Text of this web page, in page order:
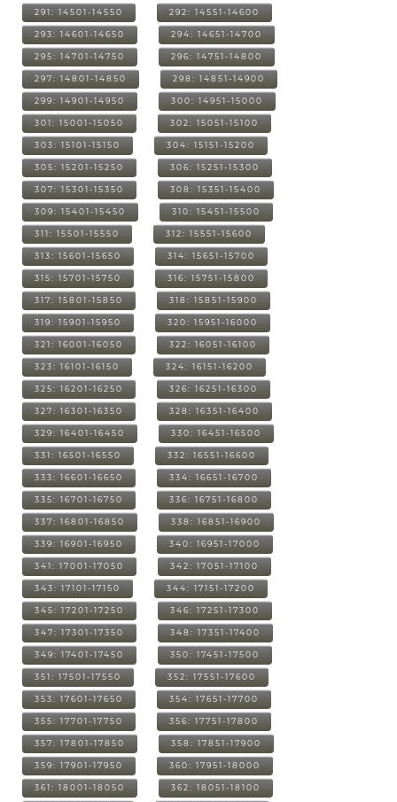
291: 14501-14550 292: 14551-14600
293: 14601-14650 294: 14651-14700
295: 14701-14750 296: 14751-14800
297: 14801-14850 298: 14851-14900
299: 14901-14950 300: 14951-15000
301: 15001-15050 302: 15051-15100
303: 15101-15150 304: 15151-15200
305: 15201-15250 306: 15251-15300
307: 15301-15350 308: 15351-15400
309: 15401-15450 310: 15451-15500
311: 15501-15550 312: 15551-15600
313: 15601-15650 314: 15651-15700
315: 15701-15750 316: 15751-15800
317: 15801-15850 318: 15851-15900
319: 15901-15950 320: 15951-16000
321: 16001-16050 322: 16051-16100
323: 16101-16150 324: 16151-16200
325: 16201-16250 326: 16251-16300
327: 16301-16350 328: 16351-16400
329: 16401-16450 330: 16451-16500
331: 16501-16550 332: 16551-16600
333: 16601-16650 334: 16651-16700
335: 16701-16750 336: 16751-16800
337: 16801-16850 338: 16851-16900
339: 16901-16950 340: 16951-17000
341: 17001-17050 342: 17051-17100
343: 17101-17150 344: 17151-17200
345: 17201-17250 346: 17251-17300
347: 17301-17350 348: 17351-17400
349: 17401-17450 350: 17451-17500
351: 17501-17550 352: 17551-17600
353: 17601-17650 354: 17651-17700
355: 17701-17750 356: 17751-17800
357: 17801-17850 358: 17851-17900
359: 17901-17950 360: 17951-18000
361: 18001-18050 362: 18051-18100